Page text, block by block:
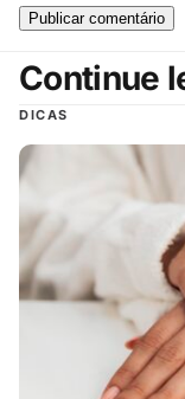
Continue
DICAS